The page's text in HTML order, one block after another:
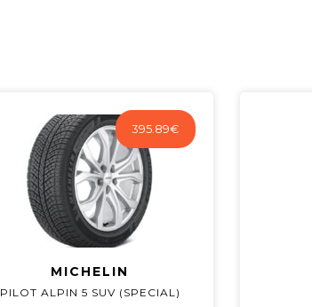
395.89€
MICHELIN
PILOT ALPIN 5 SUV (SPECIAL)